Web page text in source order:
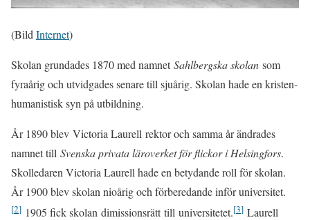
(Bild Internet)
Skolan grundades 1870 med namnetSahlbergska skolan som
fyraårig och utvidgades senare till sjuårig. Skolan hade en kristen-
humanistisk syn på utbildning.
År 1890 blev Victoria Laurell rektor och samma år ändrades
namnet till Svenska privata läroverket för flickor i Helsingfors.
Skolledaren Victoria Laurell hade en betydande roll för skolan.
År 1900 blev skolan nioårig och förberedande inför universitet.
[2] 1905 fick skolan dimissionsrätt till universitetet.[3] Laurell